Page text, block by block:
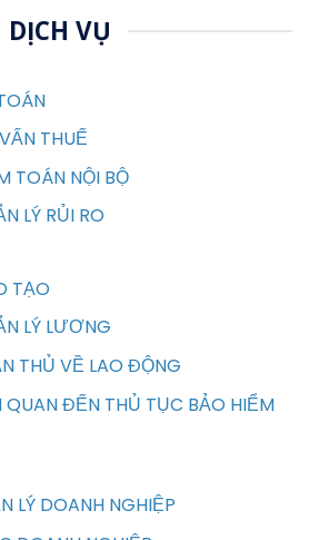
DỊCH VỤ
THUẾ
TOÁN NỘI BỘ
LÝ RỦI RO
TẠO
LÝ LƯƠNG
THỦ VỀ LAO ĐỘNG
QUAN ĐẾN THỦ TỤC BẢO HIỂM
LÝ DOANH NGHIỆP